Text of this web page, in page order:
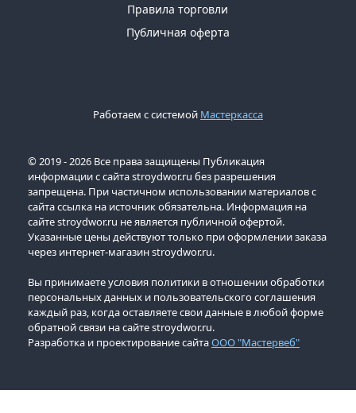
Правила торговли
Публичная оферта
Работаем с системой Мастеркасса
© 2019 - 2026 Все права защищены Публикация
информации с сайта stroydwor.ru без разрешения
запрещена. При частичном использовании материалов с
сайта ссылка на источник обязательна. Информация на
сайте stroydwor.ru не является публичной офертой.
Указанные цены действуют только при оформлении заказа
через интернет-магазин stroydwor.ru.
Вы принимаете условия политики в отношении обработки
персональных данных и пользовательского соглашения
каждый раз, когда оставляете свои данные в любой форме
обратной связи на сайте stroydwor.ru.
Разработка и проектирование сайтаООО "Мастервеб"